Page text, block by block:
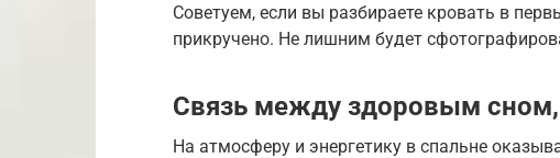
Советуем, если вы разбираете кровать в
прикручено. Не лишним будет
Связь между здоровым
На атмосферу и энергетику в спальне